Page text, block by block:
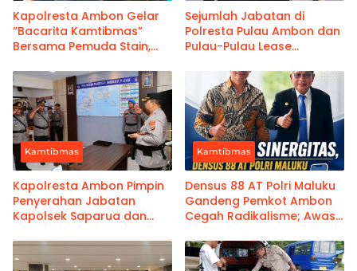
Kapolresta Ambon Gelar
“Bacarita Kamtibmas”
Bersama Pemuda Stain,
Jaga Kondusifitas Wilayah
Sejumlah Jabatan di
Polresta Pulau Ambon dan
Pulau-Pulau Lease
Kamtibmas
Kapolresta Ambon Pimpin
Penyerahan Jabatan
Kapolsek Saparua dan
Kamtibmas
Densus 88 AT Polri Maluku
Gandeng Pemkot Ambon
Cegah Radikalisme; Awasi
Remaja